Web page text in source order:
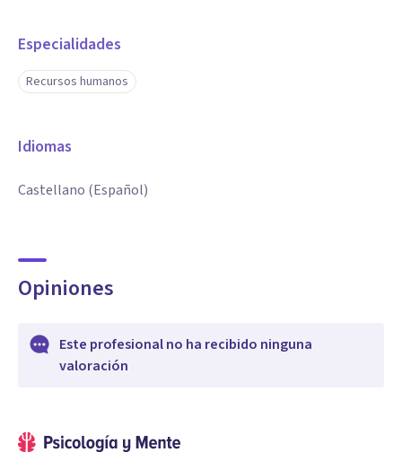
Especialidades
Recursos humanos
Idiomas
Castellano (Español)
Opiniones
Este profesional no ha recibido ninguna
valoración